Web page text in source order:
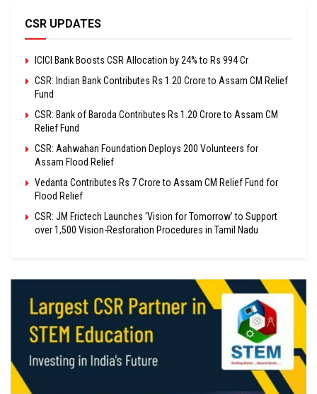
CSR UPDATES
ICICI Bank Boosts CSR Allocation by 24% to Rs 994 Cr
CSR: Indian Bank Contributes Rs 1.20 Crore to Assam CM Relief
Fund
CSR: Bank of Baroda Contributes Rs 1.20 Crore to Assam CM
Relief Fund
CSR: Aahwahan Foundation Deploys 200 Volunteers for
Assam Flood Relief
Vedanta Contributes Rs 7 Crore to Assam CM Relief Fund for
Flood Relief
CSR: JM Frictech Launches ‘Vision for Tomorrow’ to Support
over 1,500 Vision-Restoration Procedures in Tamil Nadu